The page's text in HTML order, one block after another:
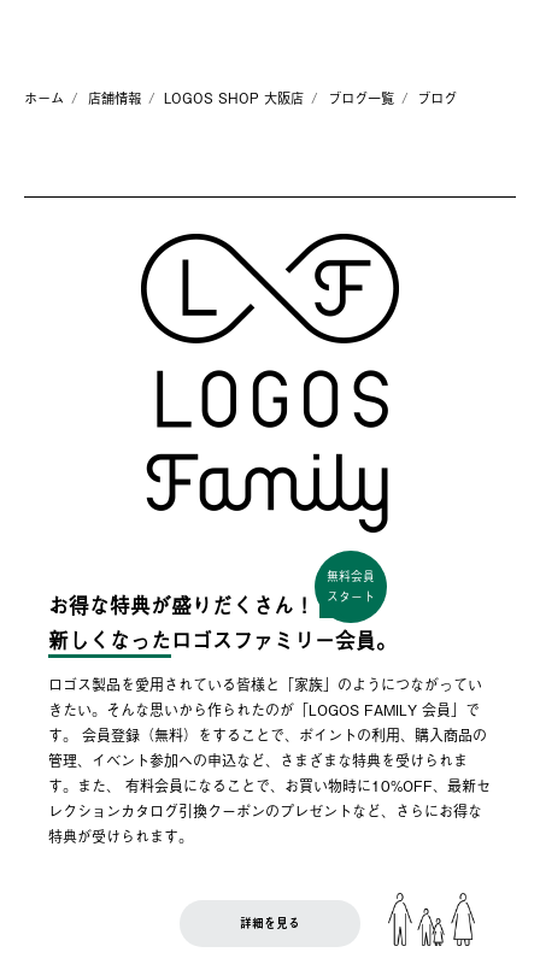
ホーム 店舗情報 LOGOS SHOP 大阪店 ブログ一覧 ブログ
お得な特典が盛りだくさん！
無料会員
スタート
新しくなった ロゴスファミリー会員。
ロゴス製品を愛用されている皆様と「家族」のようにつながってい
きたい。そんな思いから作られたのが「LOGOS FAMILY 会員」で
す。 会員登録（無料）をすることで、ポイントの利用、購入商品の
管理、イベント参加への申込など、さまざまな特典を受けられま
す。また、 有料会員になることで、お買い物時に10%OFF、最新セ
レクションカタログ引換クーポンのプレゼントなど、さらにお得な
特典が受けられます。
詳細を見る